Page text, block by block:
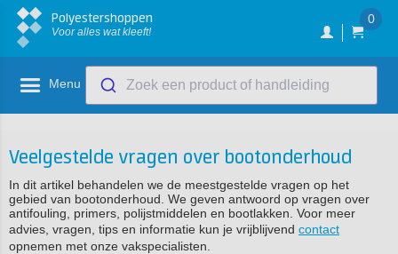
Polyestershoppen
Voor alles wat kleeft!
0
Menu Zoek een product of handleiding
Veelgestelde vragen over bootonderhoud
In dit artikel behandelen we de meestgestelde vragen op het
gebied van bootonderhoud. We geven antwoord op vragen over
antifouling, primers, polijstmiddelen en bootlakken. Voor meer
advies, vragen, tips en informatie kun je vrijblijvend contact
opnemen met onze vakspecialisten.